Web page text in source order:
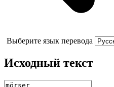
Выберите язык перевода
Исходный текст